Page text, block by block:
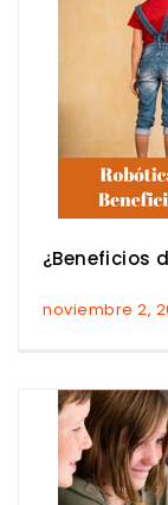
¿Beneficios
noviembre 2,